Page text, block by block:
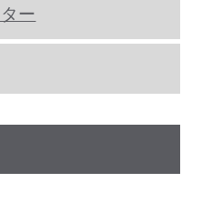
ー